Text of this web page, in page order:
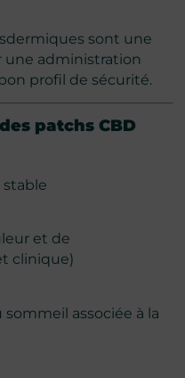
sont une
administration
profil de sécurité.
patchs CBD
et de
clinique)
associée à la